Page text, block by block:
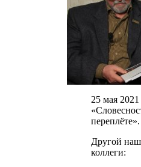
25 мая
переплёте».
Другой
коллеги: